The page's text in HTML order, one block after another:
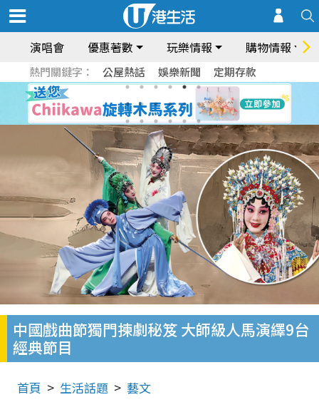
演唱會 優惠著數 玩樂情報 購物情報
熱門關鍵字： 公屋熱話 娛樂新聞 定期存款
中國戲曲節獨門揀劇秘笈 大師級人馬演繹9台
經典節目
首頁 生活話題 藝文